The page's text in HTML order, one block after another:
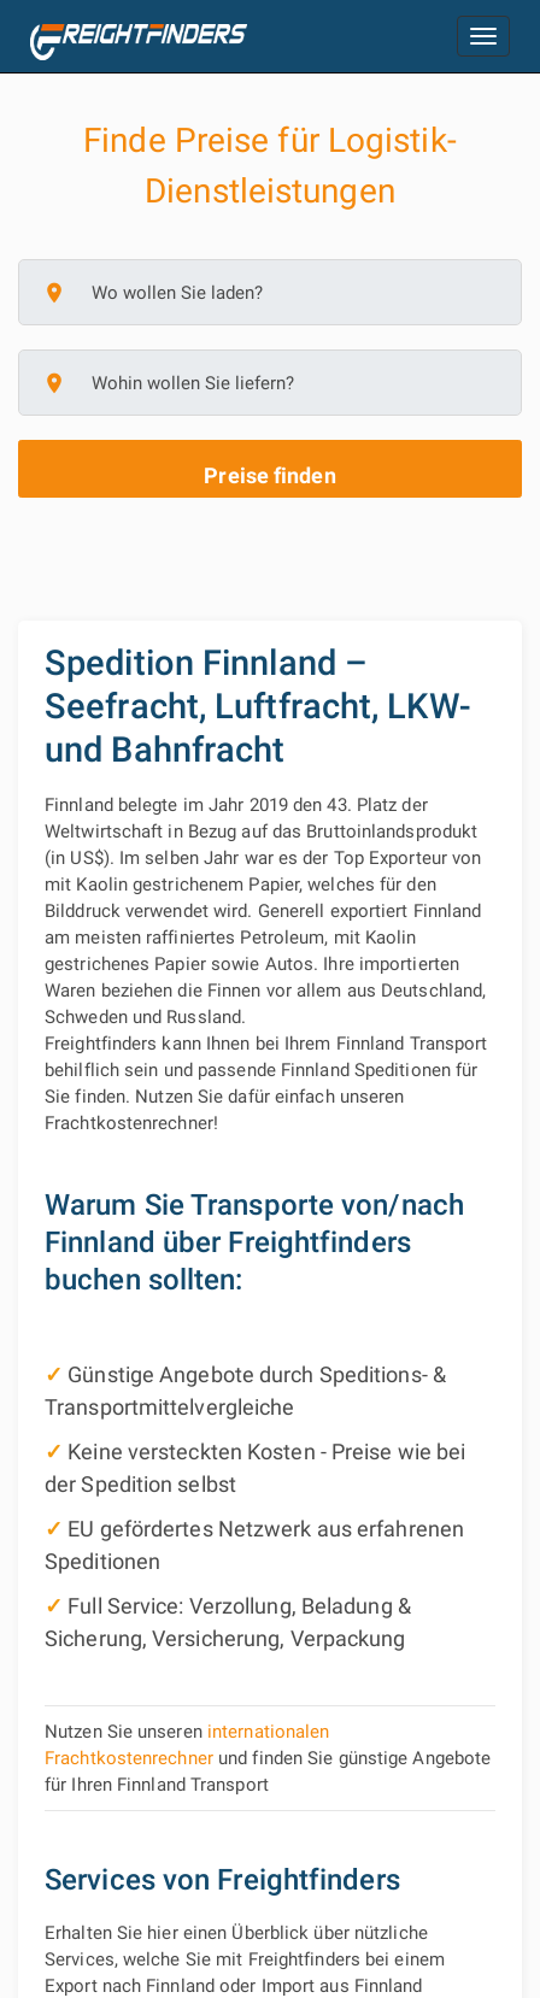
Toggle
navigation
Finde Preise für Logistik-
Dienstleistungen
place
place
Preise finden
Spedition Finnland –
Seefracht, Luftfracht, LKW-
und Bahnfracht
Finnland belegte im Jahr 2019 den 43. Platz der
Weltwirtschaft in Bezug auf das Bruttoinlandsprodukt
(in US$). Im selben Jahr war es der Top Exporteur von
mit Kaolin gestrichenem Papier, welches für den
Bilddruck verwendet wird. Generell exportiert Finnland
am meisten raffiniertes Petroleum, mit Kaolin
gestrichenes Papier sowie Autos. Ihre importierten
Waren beziehen die Finnen vor allem aus Deutschland,
Schweden und Russland.
Freightfinders kann Ihnen bei Ihrem Finnland Transport
behilflich sein und passende Finnland Speditionen für
Sie finden. Nutzen Sie dafür einfach unseren
Frachtkostenrechner!
Warum Sie Transporte von/nach
Finnland über Freightfinders
buchen sollten:
✓ Günstige Angebote durch Speditions- &
Transportmittelvergleiche
✓ Keine versteckten Kosten - Preise wie bei
der Spedition selbst
✓ EU gefördertes Netzwerk aus erfahrenen
Speditionen
✓ Full Service: Verzollung, Beladung &
Sicherung, Versicherung, Verpackung
Nutzen Sie unseren internationalen
Frachtkostenrechnerund finden Sie günstige Angebote
für Ihren Finnland Transport
Services von Freightfinders
Erhalten Sie hier einen Überblick über nützliche
Services, welche Sie mit Freightfinders bei einem
Export nach Finnland oder Import aus Finnland